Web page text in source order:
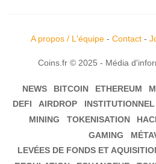
A propos / L'équipe- Contact-
Coins.fr © 2025 - Média
NEWS BITCOIN ETHEREUM
DEFI
AIRDROP INSTITUTIONNEL
MINING
TOKENISATION
GAMING
LEVÉES DE FONDS ET